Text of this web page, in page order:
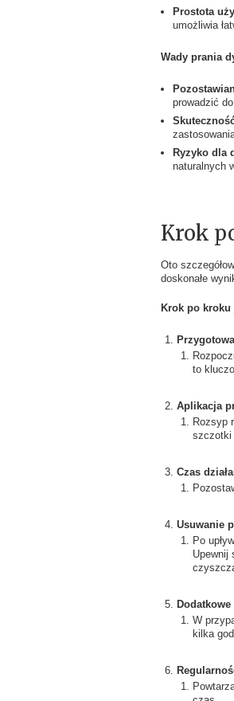
Prostota
umożliwia
Wady prania
prowadzić
Ryzyko dla
naturalnych
Krok
Oto
doskonałe
Krok po
to
Aplikacja
Rozsyp
szczotki
Czas
Usuwanie
Po
Upewnij
W
kilka